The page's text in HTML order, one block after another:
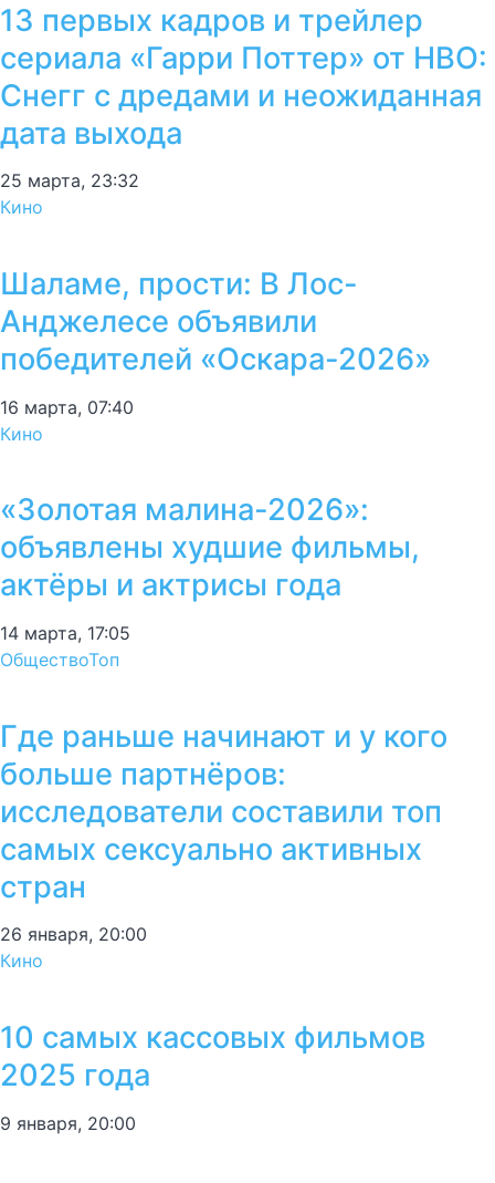
13 первых кадров и трейлер
сериала «Гарри Поттер» от HBO:
Снегг с дредами и неожиданная
дата выхода
25 марта, 23:32
Кино
Шаламе, прости: В Лос-
Анджелесе объявили
победителей «Оскара-2026»
16 марта, 07:40
Кино
«Золотая малина-2026»:
объявлены худшие фильмы,
актёры и актрисы года
14 марта, 17:05
ОбществоТоп
Где раньше начинают и у кого
больше партнёров:
исследователи составили топ
самых сексуально активных
стран
26 января, 20:00
Кино
10 самых кассовых фильмов
2025 года
9 января, 20:00